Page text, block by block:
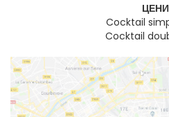
ЦЕНИ
Cocktail
Cocktail